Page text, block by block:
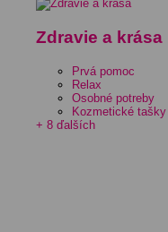
Zdravie a krása
Prvá pomoc
Relax
Osobné potreby
Kozmetické tašky
+ 8 ďalších